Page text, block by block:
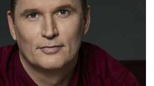
ORGANISATION
KREISVERBÄNDE
UND SONDERORGANISATIONEN
SATZUNG
PARTEIGESCHICHTE
PARTEIGERICHT